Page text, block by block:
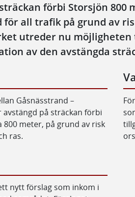
förbi Storsjön 800
för all trafik på grund av
utreder nu
av den avstängda
Gåsnässtrand –
avstängd på sträckan förbi
800 meter, på grund av risk
ras.
nytt förslag som inkom i